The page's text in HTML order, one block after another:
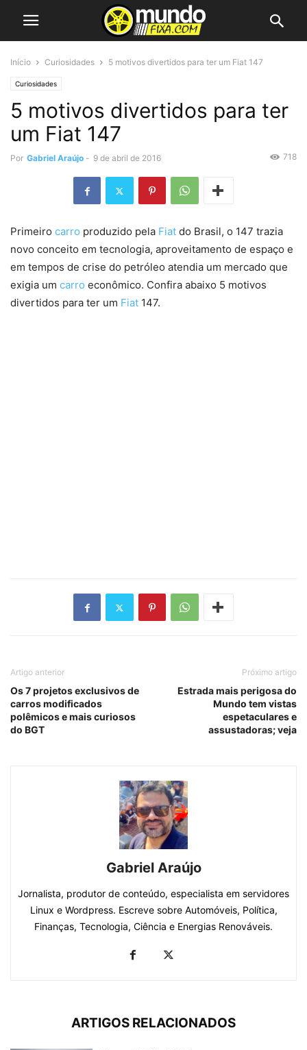
Início Curiosidades 5 motivos divertidos para ter um Fiat 147
Curiosidades
5 motivos divertidos para ter
um Fiat 147
Por Gabriel Araújo - 9 de abril de 2016 718
Primeiro carro produzido pela Fiat do Brasil, o 147 trazia
novo conceito em tecnologia, aproveitamento de espaço e
em tempos de crise do petróleo atendia um mercado que
exigia um carro econômico. Confira abaixo 5 motivos
divertidos para ter um Fiat 147.
Artigo anterior
Os 7 projetos exclusivos de
carros modificados
polêmicos e mais curiosos
do BGT
Próximo artigo
Estrada mais perigosa do
Mundo tem vistas
espetaculares e
assustadoras; veja
Gabriel Araújo
Jornalista, produtor de conteúdo, especialista em servidores
Linux e Wordpress. Escreve sobre Automóveis, Política,
Finanças, Tecnologia, Ciência e Energias Renováveis.
ARTIGOS RELACIONADOS